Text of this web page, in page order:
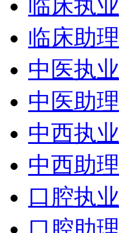
临床执业
临床助理
中医执业
中医助理
中西执业
中西助理
口腔执业